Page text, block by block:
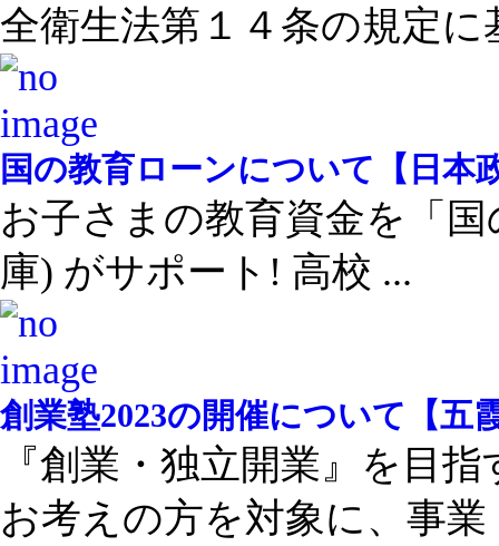
全衛生法第１４条の規定に
国の教育ローンについて【日本
お子さまの教育資金を「
庫) がサポート! 高校 ...
創業塾2023の開催について【五
『創業・独立開業』を目
お考えの方を対象に、事業